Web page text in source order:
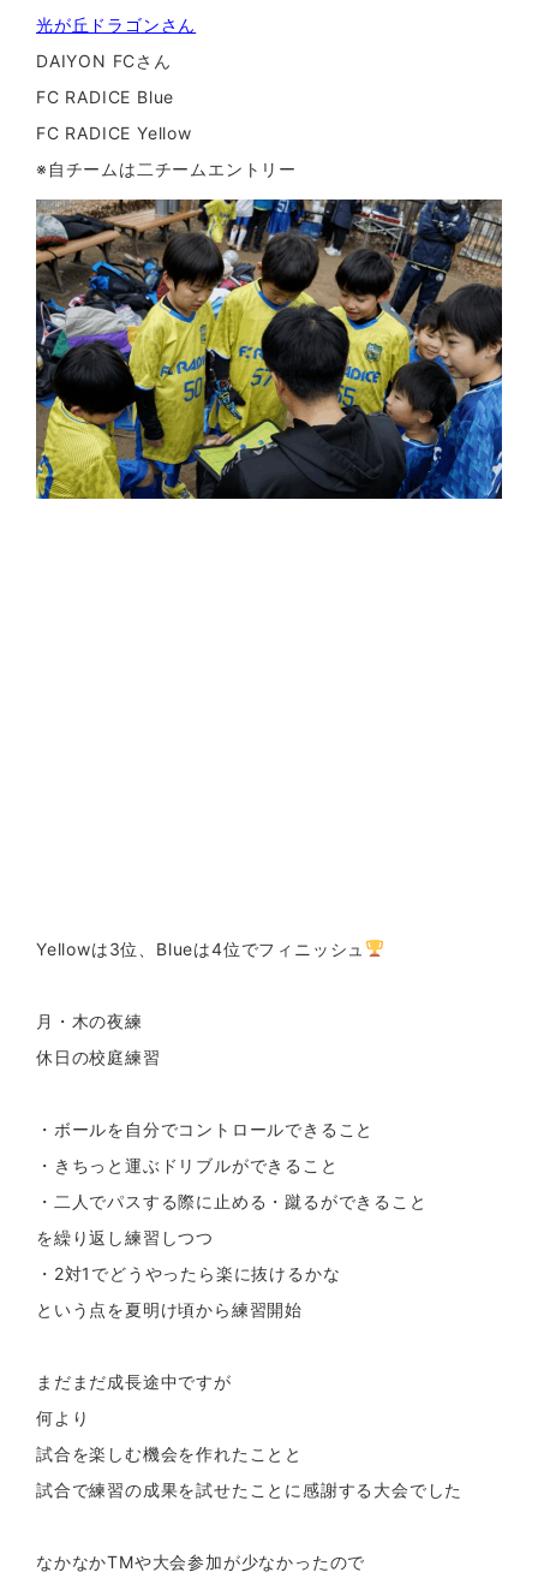
光が丘ドラゴンさん
DAIYON FCさん
FC RADICE Blue
FC RADICE Yellow
※自チームは二チームエントリー
Yellowは3位、Blueは4位でフィニッシュ
月・木の夜練
休日の校庭練習
・ボールを自分でコントロールできること
・きちっと運ぶドリブルができること
・二人でパスする際に止める・蹴るができること
を繰り返し練習しつつ
・2対1でどうやったら楽に抜けるかな
という点を夏明け頃から練習開始
まだまだ成長途中ですが
何より
試合を楽しむ機会を作れたことと
試合で練習の成果を試せたことに感謝する大会でした
なかなかTMや大会参加が少なかったので